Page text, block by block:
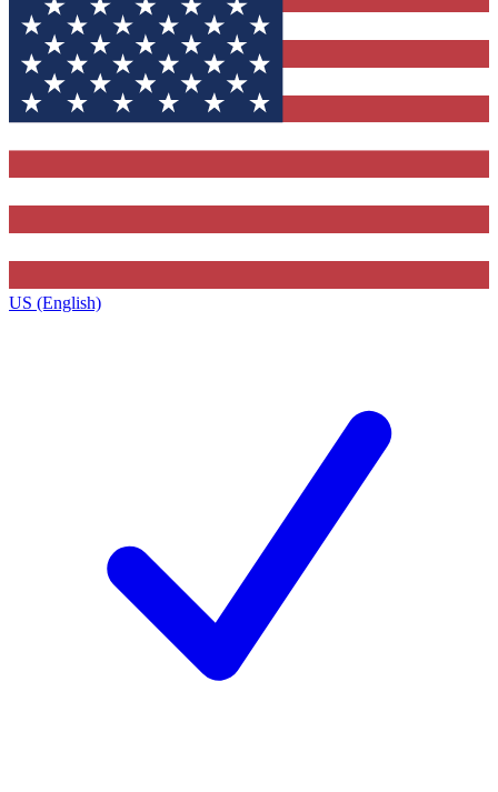
US (English)